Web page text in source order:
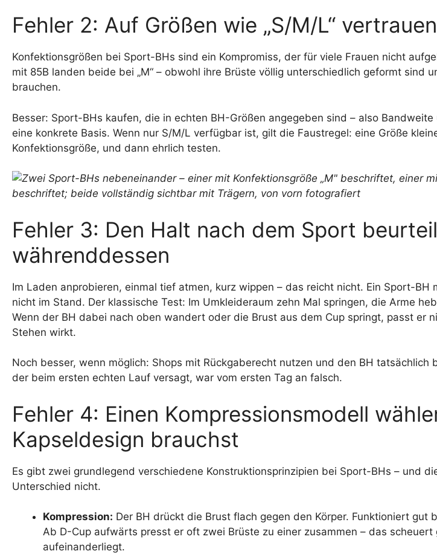
Fehler 2: Auf Größen wie „S/M/L“ vertrauen
Konfektionsgrößen bei Sport-BHs sind ein Kompromiss, der für viele Frauen nicht
mit 85B landen beide bei „M“ – obwohl ihre Brüste völlig unterschiedlich geformt sind
brauchen.
Besser: Sport-BHs kaufen, die in echten BH-Größen angegeben sind – also
eine konkrete Basis. Wenn nur S/M/L verfügbar ist, gilt die Faustregel: eine Größe
Konfektionsgröße, und dann ehrlich testen.
Fehler 3: Den Halt nach dem Sport
währenddessen
Im Laden anprobieren, einmal tief atmen, kurz wippen – das reicht nicht. Ein Sport-BH
nicht im Stand. Der klassische Test: Im Umkleideraum zehn Mal springen, die Arme
Wenn der BH dabei nach oben wandert oder die Brust aus dem Cup springt, passt er
Stehen wirkt.
Noch besser, wenn möglich: Shops mit Rückgaberecht nutzen und den BH tatsächlich
der beim ersten echten Lauf versagt, war vom ersten Tag an falsch.
Fehler 4: Einen Kompressionsmodell
Kapseldesign brauchst
Es gibt zwei grundlegend verschiedene Konstruktionsprinzipien bei Sport-BHs – und
Unterschied nicht.
Kompression: Der BH drückt die Brust flach gegen den Körper. Funktioniert gut
Ab D-Cup aufwärts presst er oft zwei Brüste zu einer zusammen – das
aufeinanderliegt.